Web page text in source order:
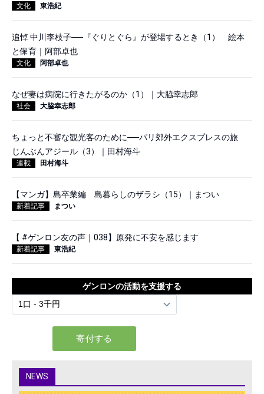
文化 東浩紀
追悼 中川李枝子──『ぐりとぐら』が登場するとき（1） 絵本
と保育｜阿部卓也
文化 阿部卓也
なぜ妻は病院に行きたがるのか（1）｜大脇幸志郎
社会 大脇幸志郎
ちょっと不審な観光客のために──パリ郊外エクスプレスの旅
じんぶんアジール（3）｜田村海斗
連載 田村海斗
【マンガ】島卒業編 島暮らしのザラシ（15）｜まつい
新着記事 まつい
【 #ゲンロン友の声｜038】原発に不安を感じます
新着記事 東浩紀
ゲンロンの活動を支援する
NEWS